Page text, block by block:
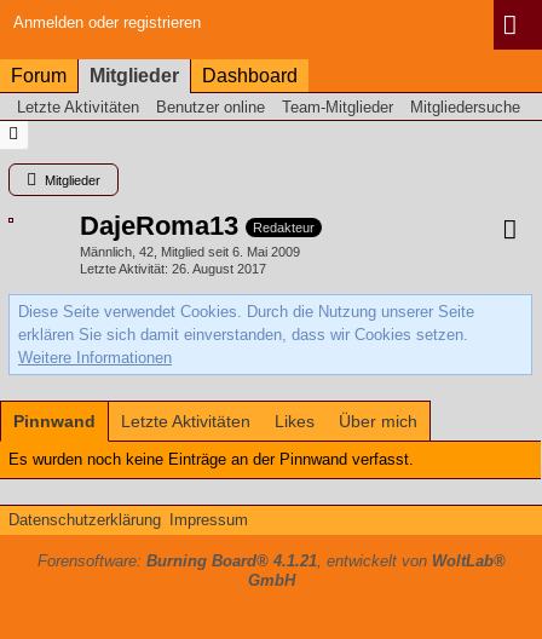
Anmelden oder registrieren
Forum Mitglieder Dashboard
Letzte Aktivitäten Benutzer online Team-Mitglieder Mitgliedersuche
Mitglieder
DajeRoma13
Redakteur
Männlich 42 Mitglied seit 6. Mai 2009
Letzte Aktivität 26. August 2017
Diese Seite verwendet Cookies. Durch die Nutzung unserer Seite
erklären Sie sich damit einverstanden, dass wir Cookies setzen.
Weitere Informationen
Pinnwand Letzte Aktivitäten Likes Über mich
Es wurden noch keine Einträge an der Pinnwand verfasst.
Datenschutzerklärung Impressum
Forensoftware: Burning Board® 4.1.21, entwickelt von WoltLab®
GmbH